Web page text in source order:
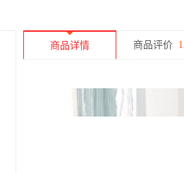
商品详情 商品评价